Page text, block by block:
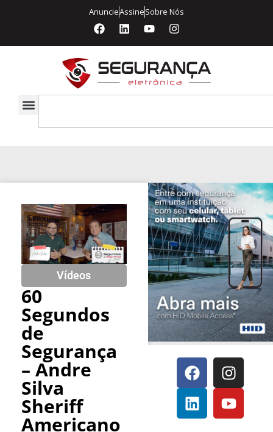
AnuncieAssineSobre Nós
Vídeos
60
Segundos
de
Segurança
– Andre
Silva
Sheriff
Americano